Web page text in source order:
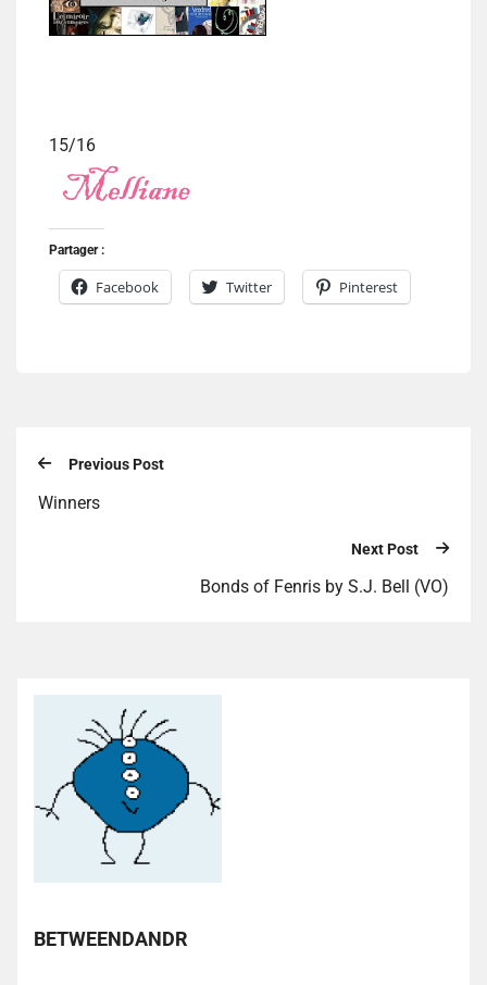
15/16
Partager :
Facebook Twitter Pinterest
Previous Post
Winners
Next Post
Bonds of Fenris by S.J. Bell (VO)
BETWEENDANDR